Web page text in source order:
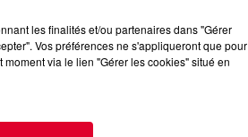
les finalités et/ou partenaires dans "Gérer
Vos préférences ne s'appliqueront que pour
via le lien "Gérer les cookies" situé en